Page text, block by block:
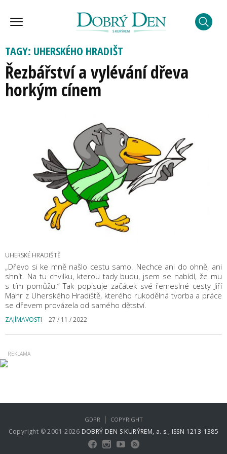
TAGY: UHERSKÉHO HRADIŠT
Řezbářství a vylévání dřeva
horkým cínem
UHERSKÉ HRADIŠTĚ
„Dřevo si ke mně našlo cestu samo. Nechce ani do ohně, ani
shnít. Na tu chvilku, kterou tady budu, jsem se nabídl, že mu
s tím pomůžu.“ Tak popisuje začátek své řemeslné cesty Jiří
Mahr z Uherského Hradiště, kterého rukodělná tvorba a práce
se dřevem provázela od samého dětství.
ZAJÍMAVOSTI 27 / 11 / 2022
Copyright © 2001-2026 DOBRÝ DEN S KURÝREM, a. s., ISSN 1213-1385
GDPR | COPYRIGHT